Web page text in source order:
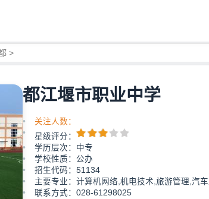
>
都江堰市职业中学
关注人数：
星级评分：
学历层次：中专
学校性质：公办
招生代码：51134
主要专业：计算机网络,机电技术,旅游管理,汽
联系方式：028-61298025